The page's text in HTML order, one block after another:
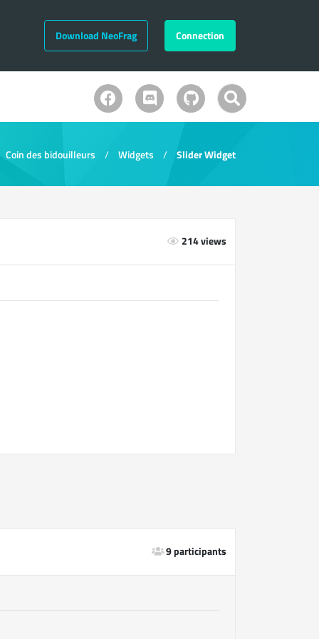
Download NeoFrag Connection
Coin des bidouilleurs Widgets Slider Widget
214 views
9 participants